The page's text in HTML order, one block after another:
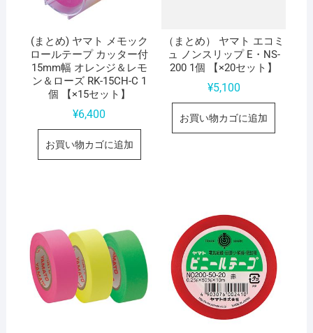
(まとめ) ヤマト メモック
ロールテープ カッター付
15mm幅 オレンジ＆レモ
ン＆ローズ RK-15CH-C 1
個 【×15セット】
¥6,400
お買い物カゴに追加
（まとめ） ヤマト エコミ
ュ ノンスリップ E・NS-
200 1個 【×20セット】
¥5,100
お買い物カゴに追加